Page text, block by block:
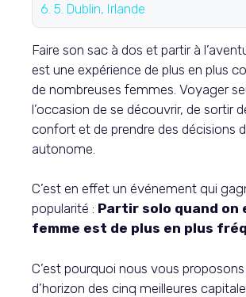
6. 5. Dublin, Irlande
Faire son sac à dos et partir à
est une expérience de plus en plus
de nombreuses femmes. Voyager
l’occasion de se découvrir, de sortir
confort et de prendre des décisions
autonome.
C’est en effet un événement qui
popularité : Partir solo quand on
femme est de plus en plus
C’est pourquoi nous vous
d’horizon des cinq meilleures